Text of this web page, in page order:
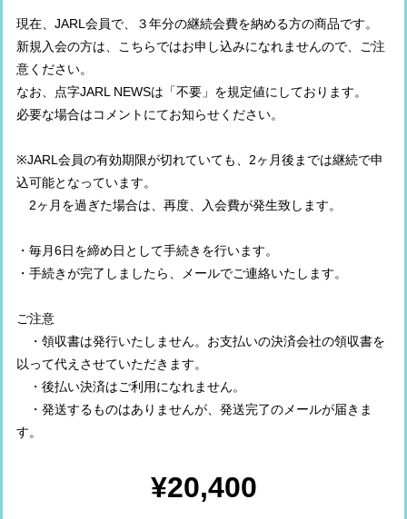
現在、JARL会員で、３年分の継続会費を納める方の商品です。
新規入会の方は、こちらではお申し込みになれませんので、ご注
意ください。
なお、点字JARL NEWSは「不要」を規定値にしております。
必要な場合はコメントにてお知らせください。
※JARL会員の有効期限が切れていても、2ヶ月後までは継続で申
込可能となっています。
2ヶ月を過ぎた場合は、再度、入会費が発生致します。
・毎月6日を締め日として手続きを行います。
・手続きが完了しましたら、メールでご連絡いたします。
ご注意
・領収書は発行いたしません。お支払いの決済会社の領収書を
以って代えさせていただきます。
・後払い決済はご利用になれません。
・発送するものはありませんが、発送完了のメールが届きま
す。
¥20,400